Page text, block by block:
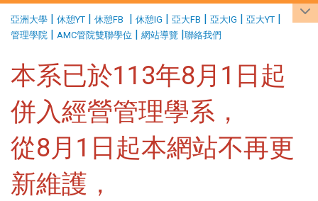
亞洲大學 | 休憩YT | 休憩FB | 休憩IG | 亞大FB | 亞大IG | 亞大YT |
管理學院 | AMC管院雙聯學位 | 網站導覽 |聯絡我們
本系已於113年8月1日起
併入經營管理學系，
從8月1日起本網站不再更
新維護，